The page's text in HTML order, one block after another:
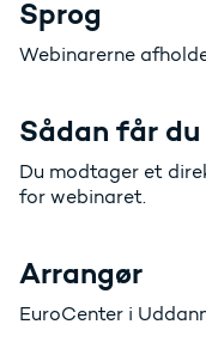
Sprog
Webinarerne
Sådan får
Du modtager et
for webinaret.
Arrangør
EuroCenter i